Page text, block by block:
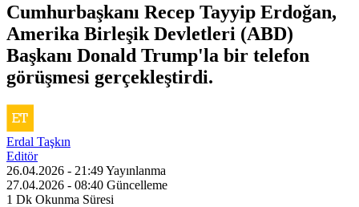
Cumhurbaşkanı Recep Tayyip Erdoğan,
Amerika Birleşik Devletleri (ABD)
Başkanı Donald Trump'la bir telefon
görüşmesi gerçekleştirdi.
Erdal Taşkın
Editör
26.04.2026 - 21:49Yayınlanma
27.04.2026 - 08:40 Güncelleme
1 Dk Okunma Süresi